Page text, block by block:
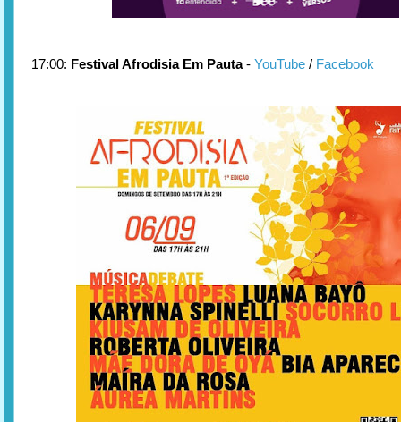
17:00: Festival Afrodisia Em Pauta- YouTube / Facebook